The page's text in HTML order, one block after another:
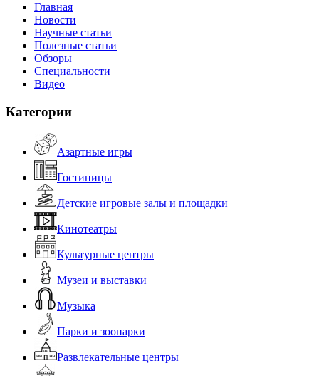
Главная
Новости
Научные статьи
Полезные статьи
Обзоры
Специальности
Видео
Категории
Азартные игры
Гостиницы
Детские игровые залы и площадки
Кинотеатры
Культурные центры
Музеи и выставки
Музыка
Парки и зоопарки
Развлекательные центры